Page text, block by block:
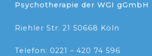
Psychotherapie der WGI gGmbH
Riehler Str. 21 50668 Köln
Telefon: 0221 – 420 74 596